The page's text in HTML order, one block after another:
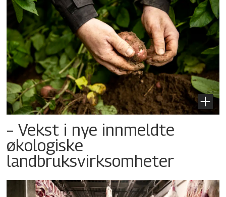
– Vekst i nye innmeldte
økologiske
landbruksvirksomheter